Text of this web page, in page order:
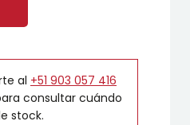
al +51 903 057 416
consultar cuándo
stock.